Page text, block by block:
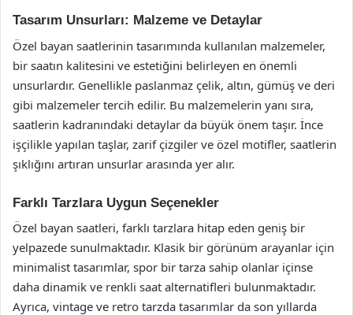
Tasarım Unsurları: Malzeme ve Detaylar
Özel bayan saatlerinin tasarımında kullanılan malzemeler,
bir saatın kalitesini ve estetiğini belirleyen en önemli
unsurlardır. Genellikle paslanmaz çelik, altın, gümüş ve deri
gibi malzemeler tercih edilir. Bu malzemelerin yanı sıra,
saatlerin kadranındaki detaylar da büyük önem taşır. İnce
işçilikle yapılan taşlar, zarif çizgiler ve özel motifler, saatlerin
şıklığını artıran unsurlar arasında yer alır.
Farklı Tarzlara Uygun Seçenekler
Özel bayan saatleri, farklı tarzlara hitap eden geniş bir
yelpazede sunulmaktadır. Klasik bir görünüm arayanlar için
minimalist tasarımlar, spor bir tarza sahip olanlar içinse
daha dinamik ve renkli saat alternatifleri bulunmaktadır.
Ayrıca, vintage ve retro tarzda tasarımlar da son yıllarda